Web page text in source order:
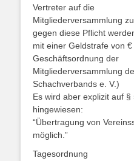
Vertreter auf die
Mitgliederversammlung
gegen diese Pflicht
mit einer Geldstrafe von
Geschäftsordnung der
Mitgliederversammlung
Schachverbands e. V.)
Es wird aber explizit auf
hingewiesen:
“Übertragung von
möglich.”
Tagesordnung